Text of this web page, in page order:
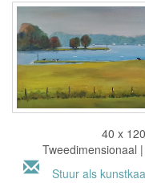
40 x
Tweedimensionaal
Stuur als